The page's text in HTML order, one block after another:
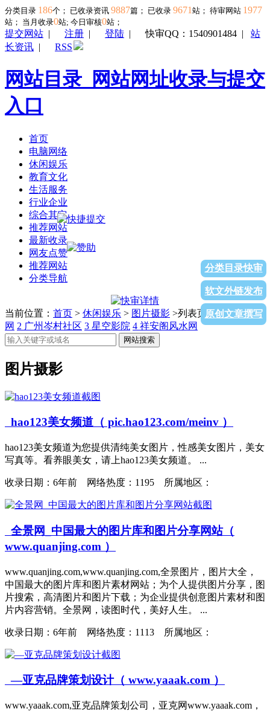
分类目录 186个； 已收录资讯 9887篇； 已收录 9671 站； 待审网站 1977
站； 当月收录0站; 今日审核0站；
提交网站 | 注册 | 登陆 |快审QQ：1540901484 | 站
长资讯 | RSS
网站目录_网站网址收录与提交
入口
首页
电脑网络
休闲娱乐
教育文化
生活服务
行业企业
综合其它
推荐网站
最新收录
网友点赞
推荐网站
分类导航
分类目录快审
软文外链发布
原创文章撰写
当前位置： 首页 > 休闲娱乐 > 图片摄影 >列表页面1点睛驾培
网 2 广州岑村社区 3 星空影院 4 祥安阁风水网
网站搜索
图片摄影
hao123美女频道（ pic.hao123.com/meinv ）
hao123美女频道为您提供清纯美女图片，性感美女图片，美女
写真等。看养眼美女，请上hao123美女频道。 ...
收录日期： 6年前 网络热度：1195 所属地区：
全景网_中国最大的图片库和图片分享网站（
www.quanjing.com ）
www.quanjing.com,www.quanjing.com,全景图片，图片大全，
中国最大的图片库和图片素材网站；为个人提供图片分享，图
片搜索，高清图片和图片下载；为企业提供创意图片素材和图
片内容营销。全景网，读图时代，美好人生。 ...
收录日期： 6年前 网络热度：1113 所属地区：
—亚克品牌策划设计（ www.yaaak.com ）
www.yaaak.com,亚克品牌策划公司，亚克网www.yaaak.com，